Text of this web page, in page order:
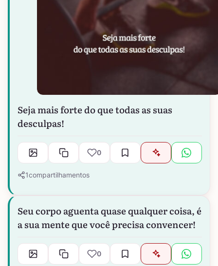
Seja mais forte do que todas as suas
desculpas!
0
1compartilhamentos
Seu corpo aguenta quase qualquer coisa, é
a sua mente que você precisa convencer!
0